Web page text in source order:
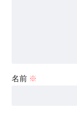
名前 ※